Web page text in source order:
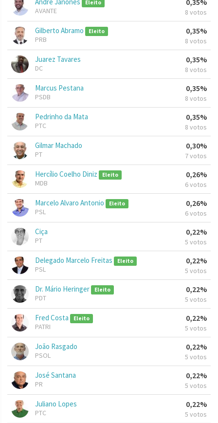
Eleito
AVANTE
0,35%
8 votos
Gilberto Abramo Eleito
PRB
0,35%
8 votos
Juarez Tavares
DC
0,35%
8 votos
Marcus Pestana
PSDB
0,35%
8 votos
Pedrinho da Mata
PTC
0,35%
8 votos
Gilmar Machado
PT
0,30%
7 votos
Hercílio Coelho Diniz Eleito
MDB
0,26%
6 votos
Marcelo Alvaro Antonio Eleito
PSL
0,26%
6 votos
Ciça
PT
0,22%
5 votos
Delegado Marcelo Freitas Eleito
PSL
0,22%
5 votos
Dr. Mário Heringer Eleito
PDT
0,22%
5 votos
Fred Costa Eleito
PATRI
0,22%
5 votos
João Rasgado
PSOL
0,22%
5 votos
José Santana
PR
0,22%
5 votos
Juliano Lopes
PTC
0,22%
5 votos